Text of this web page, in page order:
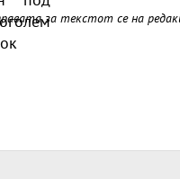
за текстот се на